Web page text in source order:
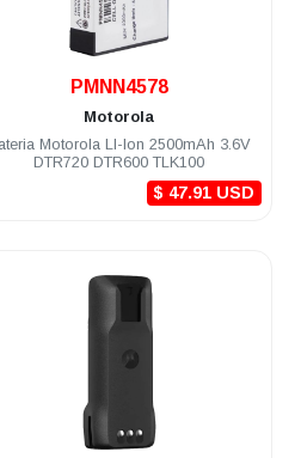
PMNN4578
Motorola
Motorola LI-Ion 2500mAh 3.6V
DTR720 DTR600 TLK100
$ 47.91 USD